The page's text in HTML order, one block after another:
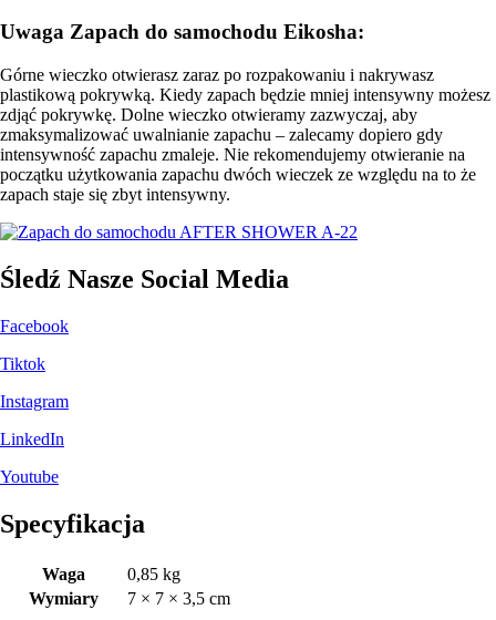
Uwaga Zapach do samochodu Eikosha:
Górne wieczko otwierasz zaraz po rozpakowaniu i nakrywasz
plastikową pokrywką. Kiedy zapach będzie mniej intensywny możesz
zdjąć pokrywkę. Dolne wieczko otwieramy zazwyczaj, aby
zmaksymalizować uwalnianie zapachu – zalecamy dopiero gdy
intensywność zapachu zmaleje. Nie rekomendujemy otwieranie na
początku użytkowania zapachu dwóch wieczek ze względu na to że
zapach staje się zbyt intensywny.
Śledź Nasze Social Media
Facebook
Tiktok
Instagram
LinkedIn
Youtube
Specyfikacja
Waga
0,85 kg
Wymiary
7 × 7 × 3,5 cm